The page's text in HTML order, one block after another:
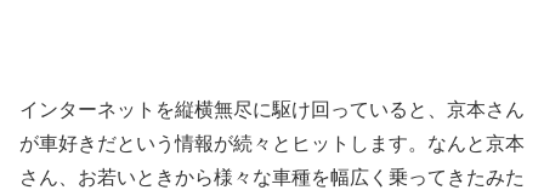
インターネットを縦横無尽に駆け回っていると、京本さん
が車好きだという情報が続々とヒットします。 なんと京本
さん、お若いときから様々な車種を幅広く乗ってきたみた